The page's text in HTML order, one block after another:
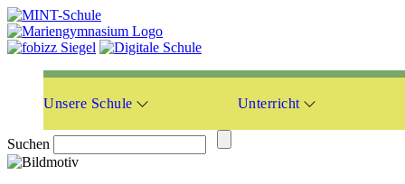
Unsere Schule Unterricht
Suchen